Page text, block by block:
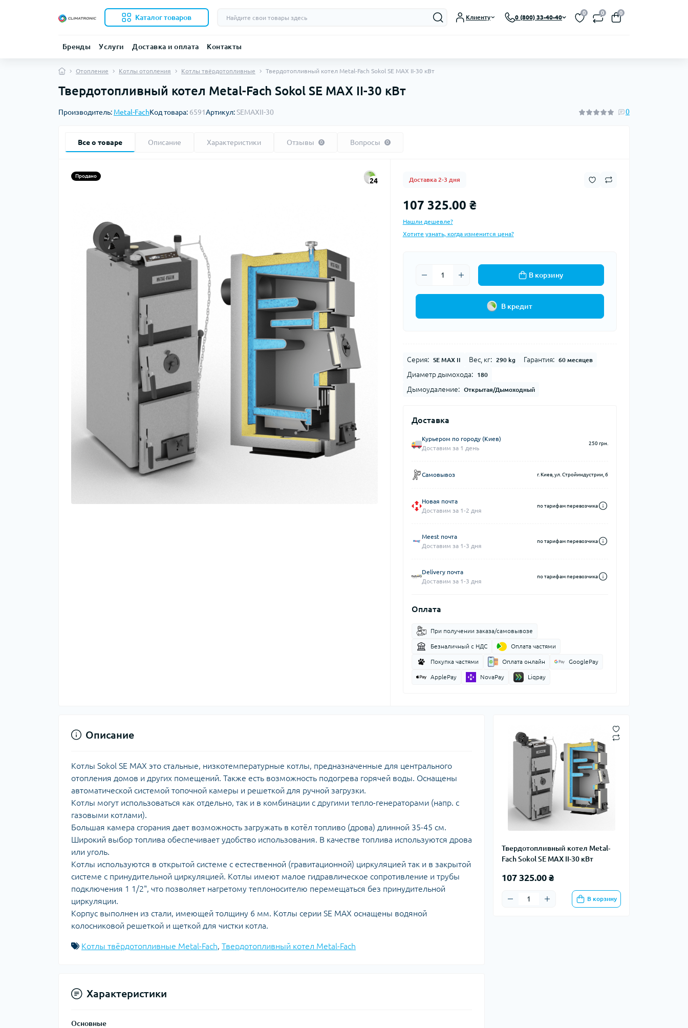
Каталог товаров Клиенту 0 (800) 33-40-40
0 0 0
Бренды Услуги Доставка и оплата Контакты
Отопление Котлы отопления Котлы твёрдотопливные Твердотопливный котел Metal-Fach Sokol SE MAX II-30 кВт
Твердотопливный котел Metal-Fach Sokol SE MAX II-30 кВт
Производитель: Metal-FachКод товара: 6591Артикул:SEMAXІІ-30 0
Все о товаре Описание Характеристики Отзывы 0 Вопросы 0
Продано
24 Доставка 2-3 дня
107 325.00 ₴
Нашли дешевле?
Хотите узнать, когда изменится цена?
В корзину
В кредит
Серия: SE MAX II Вес, кг: 290 kg Гарантия: 60 месяцев
Диаметр дымохода: 180
Дымоудаление: Открытая/Дымоходный
Доставка
Курьером по городу (Киев)
Доставим за 1 день
250 грн.
Самовывоз г. Киев, ул. Стройиндустрии, 6
Новая почта
Доставим за 1-2 дня
по тарифам перевозчика
Meest почта
Доставим за 1-3 дня
по тарифам перевозчика
Delivery почта
Доставим за 1-3 дня
по тарифам перевозчика
Оплата
При получении заказа/самовывозе
Безналичный с НДС Оплата частями
Покупка частями Оплата онлайн GooglePay
ApplePay NovaPay Liqpay
Твердотопливный котел Metal-
Fach Sokol SE MAX II-30 кВт
107 325.00 ₴
В корзину
Описание
Котлы Sokol SE МАХ это стальные, низкотемпературные котлы, предназначенные для центрального
отопления домов и других помещений. Также есть возможность подогрева горячей воды. Оснащены
автоматической системой топочной камеры и решеткой для ручной загрузки.
Котлы могут использоваться как отдельно, так и в комбинации с другими тепло-генераторами (напр. с
газовыми котлами).
Большая камера сгорания дает возможность загружать в котёл топливо (дрова) длинной 35-45 см.
Широкий выбор топлива обеспечивает удобство использования. В качестве топлива используются дрова
или уголь.
Котлы используются в открытой системе с естественной (гравитационной) циркуляцией так и в закрытой
системе с принудительной циркуляцией. Котлы имеют малое гидравлическое сопротивление и трубы
подключения 1 1/2", что позволяет нагретому теплоносителю перемещаться без принудительной
циркуляции.
Корпус выполнен из стали, имеющей толщину 6 мм. Котлы серии SE МАХ оснащены водяной
колосниковой решеткой и щеткой для чистки котла.
Котлы твёрдотопливные Metal-Fach Твердотопливный котел Metal-Fach
Характеристики
Основные
UA
Закрыть